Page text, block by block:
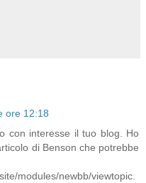
ore 12:18
con interesse il tuo blog. Ho
di Benson che potrebbe
modules/newbb/viewtopic.